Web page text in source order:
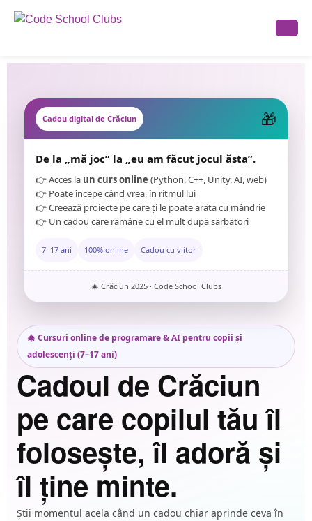
🎄 Cursuri online de programare & AI pentru copii și
adolescenți (7–17 ani)
Cadoul de Crăciun
pe care copilul tău îl
folosește, îl adoră și
îl ține minte.
Știi momentul acela când un cadou chiar aprinde ceva în
Cadou digital de Crăciun 🎁
De la „mă joc” la „eu am făcut jocul ăsta”.
👉 Acces la un curs online (Python, C++, Unity, AI, web)
👉 Poate începe când vrea, în ritmul lui
👉 Creează proiecte pe care ți le poate arăta cu mândrie
👉 Un cadou care rămâne cu el mult după sărbători
7–17 ani 100% online Cadou cu viitor
🎄 Crăciun 2025 · Code School Clubs